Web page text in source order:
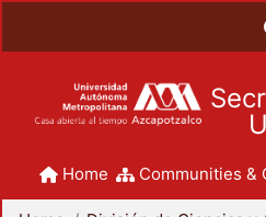
Home Communities &